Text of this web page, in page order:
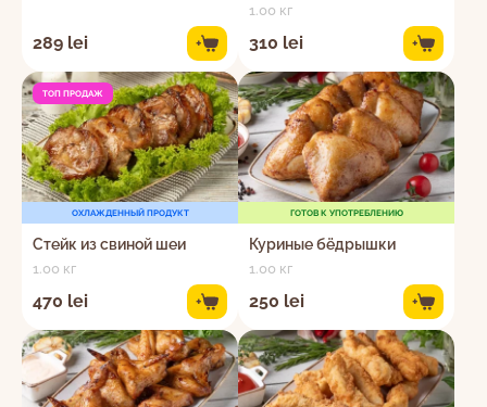
289 lei +
1.00 кг
310 lei +
ТОП ПРОДАЖ
ОХЛАЖДЕННЫЙ ПРОДУКТ
Стейк из свиной шеи
1.00 кг
470 lei +
ГОТОВ К УПОТРЕБЛЕНИЮ
Куриные бёдрышки
1.00 кг
250 lei +